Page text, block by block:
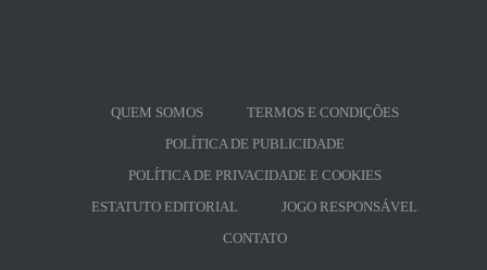
QUEM SOMOS
TERMOS E CONDIÇÕES
POLÍTICA DE PUBLICIDADE
POLÍTICA DE PRIVACIDADE E COOKIES
ESTATUTO EDITORIAL
JOGO RESPONSÁVEL
CONTATO